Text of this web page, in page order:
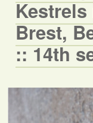
Kestrels
Brest,
:: 14th